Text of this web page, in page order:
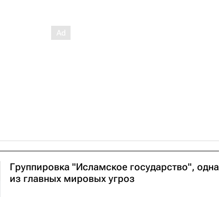
Группировка "Исламское государство", одна
из главных мировых угроз